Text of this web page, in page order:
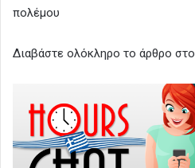
πολέμου
Διαβάστε ολόκληρο το άρθρο στο